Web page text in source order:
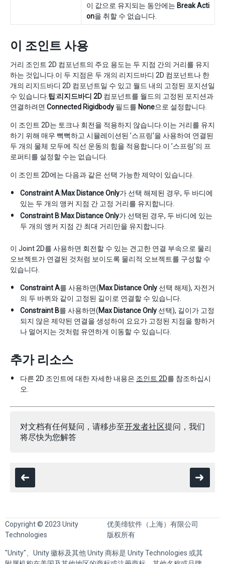
이 값으로 유지되는 동안에는 Break Acti
on을 취할 수 없습니다.
이 조인트 사용
거리 조인트 2D 컴포넌트의 주요 용도는 두 지점 간의 거리를 유지
하는 것입니다.이 두 지점은 두 개의 리지드바디 2D 컴포넌트나 한
개의 리지드바디 2D 컴포넌트일 수 있고 월드 내의 고정된 포지션일
수 있습니다.팁:리지드바디 2D 컴포넌트를 월드의 고정된 포지션과
연결하려면 Connected Rigidbody 필드를 None으로 설정합니다.
이 조인트 2D는 토크나 회전을 적용하지 않습니다.이는 거리를 유지
하기 위해 매우 뻑뻑하고 시뮬레이션된 ’스프링’을 사용하여 연결된
두 개의 물체 모두에 직선 운동의 힘을 적용합니다.이 ’스프링’의 프
로퍼티를 설정할 수는 없습니다.
이 조인트 2D에는 다음과 같은 선택 가능한 제약이 있습니다.
Constraint A:Max Distance Only가 선택 해제된 경우, 두 바디에
있는 두 개의 앵커 지점 간 고정 거리를 유지합니다.
Constraint B:Max Distance Only가 선택된 경우, 두 바디에 있는
두 개의 앵커 지점 간 최대 거리만을 유지합니다.
이 Joint 2D를 사용하면 회전할 수 있는 견고한 연결 부속으로 물리
오브젝트가 연결된 것처럼 보이도록 물리적 오브젝트를 구성할 수
있습니다.
Constraint A를 사용하면(Max Distance Only선택 해제), 자전거
의 두 바퀴와 같이 고정된 길이로 연결할 수 있습니다.
Constraint B를 사용하면(Max Distance Only선택), 길이가 고정
되지 않은 제약된 연결을 생성하여 요요가 고정된 지점을 향하거
나 멀어지는 것처럼 유연하게 이동할 수 있습니다.
추가 리소스
다른 2D 조인트에 대한 자세한 내용은 조인트 2D를 참조하십시
오.
对文档有任何疑问，请移步至开发者社区提问，我们
将尽快为您解答
Copyright © 2023 Unity
Technologies
优美缔软件（上海）有限公司
版权所有
"Unity"、Unity 徽标及其他 Unity 商标是 Unity Technologies 或其